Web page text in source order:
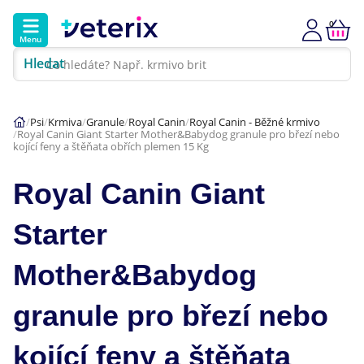
Menu
Hledat
0
Hlavní kategorie
Akce
Psi
Kočky
Veterinární diety
Dárkové poukazy
Psi Krmiva Granule Royal Canin Royal Canin - Běžné krmivo
Royal Canin Giant Starter Mother&Babydog granule pro březí nebo
kojící feny a štěňata obřích plemen 15 Kg
Royal Canin Giant
Starter
Mother&Babydog
granule pro březí nebo
kojící feny a štěňata